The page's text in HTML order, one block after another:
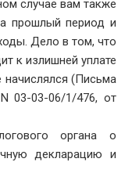
случае вам также
прошлый период и
Дело в том, что
к излишней уплате
начислялся (Письма
03-03-06/1/476, от
органа о
декларацию и